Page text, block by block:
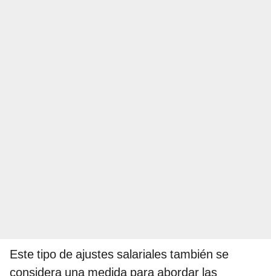
Este tipo de ajustes salariales también se
considera una medida para abordar las